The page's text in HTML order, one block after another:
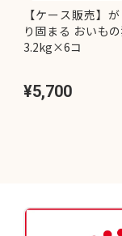
【ケース販売】
り固まる おいも
3.2kg×6コ
¥5,700